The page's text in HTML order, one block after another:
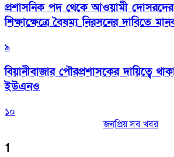
প্রশাসনিক পদ থেকে আওয়ামী
শিক্ষাক্ষেত্রে বৈষম্য নিরসনের দাবিতে
৯
বিয়ানীবাজার পৌরপ্রশাসকের দায়িত্বে
ইউএনও
১০
জনপ্রিয় সব খবর
1